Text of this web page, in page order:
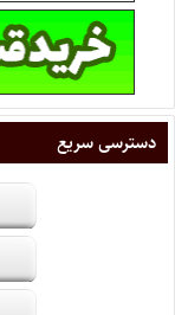
دسترسی سریع